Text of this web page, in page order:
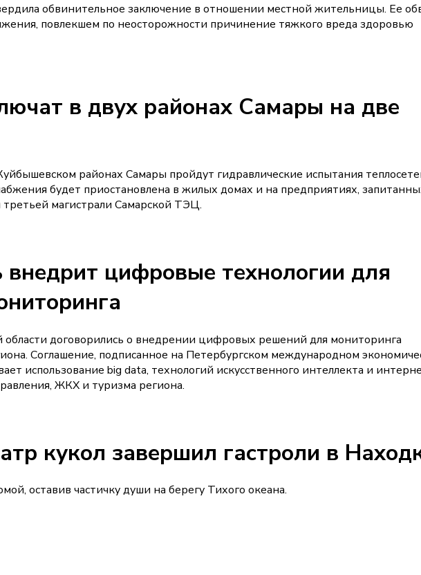
обвинительное заключение в отношении местной жительницы. Ее
повлекшем по неосторожности причинение тяжкого вреда здоровью
в двух районах Самары на две
районах Самары пройдут гидравлические испытания
будет приостановлена в жилых домах и на предприятиях,
магистрали Самарской ТЭЦ.
внедрит цифровые технологии для
договорились о внедрении цифровых решений для мониторинга
Соглашение, подписанное на Петербургском международном
использование big data, технологий искусственного интеллекта и
ЖКХ и туризма региона.
кукол завершил гастроли в
оставив частичку души на берегу Тихого океана.